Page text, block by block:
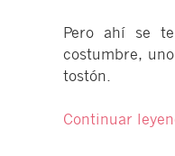
Pero ahí se
costumbre,
tostón.
Continuar